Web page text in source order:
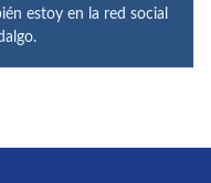
estoy en la red social